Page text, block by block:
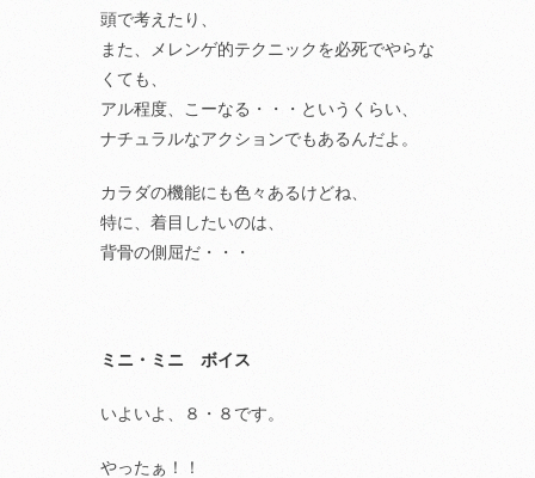
頭で考えたり、
また、メレンゲ的テクニックを必死でやらな
くても、
アル程度、こーなる・・・というくらい、
ナチュラルなアクションでもあるんだよ。
カラダの機能にも色々あるけどね、
特に、着目したいのは、
背骨の側屈だ・・・
ミニ・ミニ ボイス
いよいよ、８・８です。
やったぁ！！